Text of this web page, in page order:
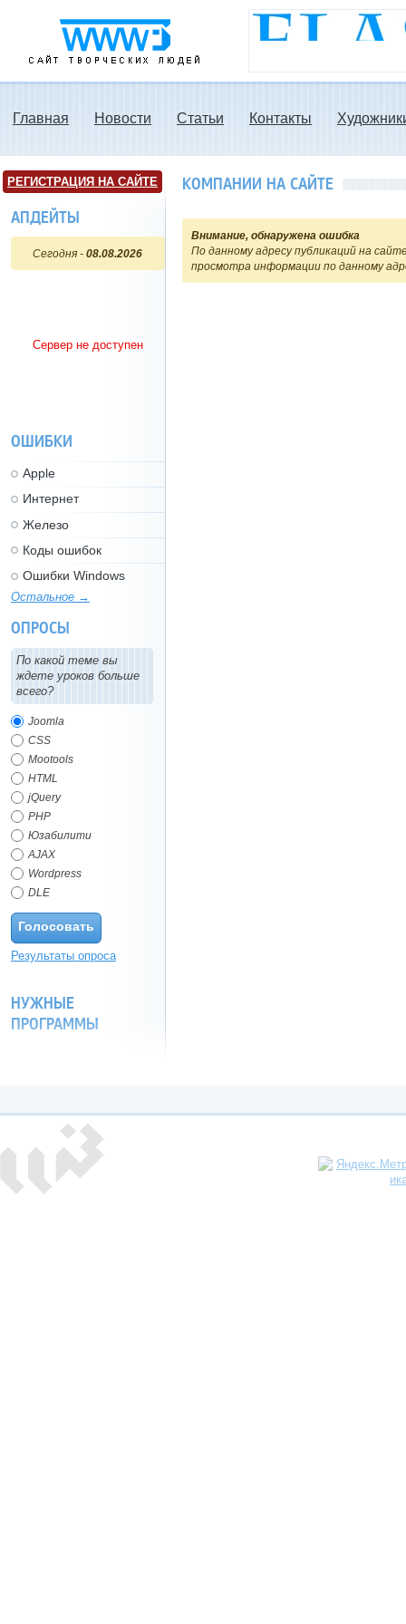
www3.ru - Сайт
творческих людей
Главная Новости Статьи Контакты
КОМПАНИИ НА САЙТЕ
Внимание, обнаружена ошибка
По данному адресу публикаций на
просмотра информации по данному
РЕГИСТРАЦИЯ НА САЙТЕ
АПДЕЙТЫ
Сегодня -08.08.2026
Сервер не доступен
ОШИБКИ
Apple
Интернет
Железо
Коды ошибок
Ошибки Windows
Остальное →
ОПРОСЫ
По какой теме вы
ждете уроков больше
всего?
Joomla
CSS
Mootools
HTML
jQuery
PHP
Юзабилити
AJAX
Wordpress
DLE
Голосовать
Результаты опроса
НУЖНЫЕ
ПРОГРАММЫ